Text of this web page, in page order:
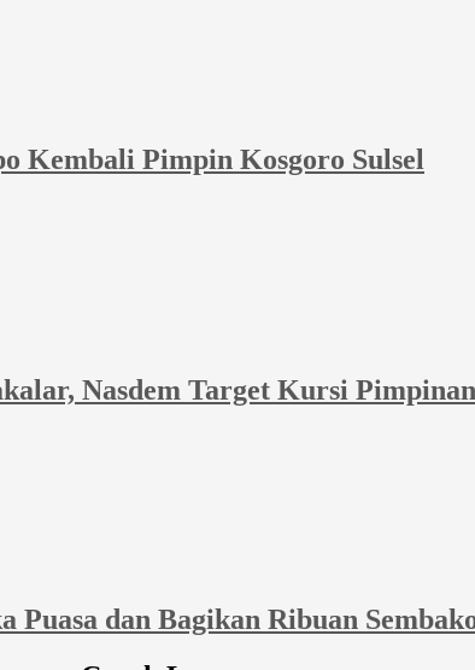
Kembali Pimpin Kosgoro Sulsel
Nasdem Target Kursi
Puasa dan Bagikan Ribuan